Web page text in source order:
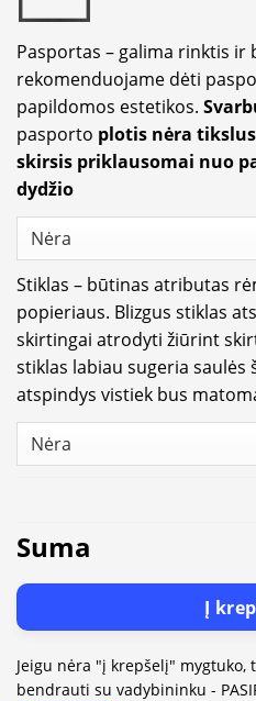
Pasportas – galima rinktis ir
rekomenduojame dėti
papildomos estetikos.
pasporto plotis nėra tikslus
skirsis priklausomai nuo
dydžio
Stiklas – būtinas atributas
popieriaus. Blizgus stiklas
skirtingai atrodyti žiūrint
stiklas labiau sugeria saulės
atspindys vistiek bus
Suma
Į
Jeigu nėra "į krepšelį"
bendrauti su vadybininku -